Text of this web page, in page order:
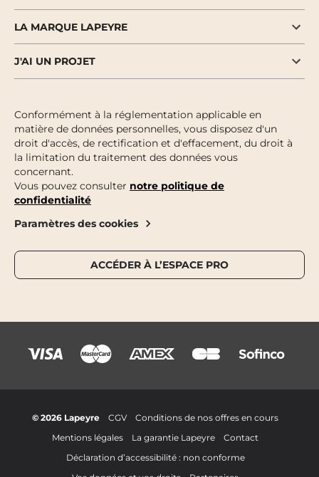
LA MARQUE LAPEYRE
J'AI UN PROJET
Conformément à la réglementation applicable en
matière de données personnelles, vous disposez d'un
droit d'accès, de rectification et d'effacement, du droit à
la limitation du traitement des données vous
concernant.
Vous pouvez consulter notre politique de
confidentialité
Paramètres des cookies
ACCÉDER À L’ESPACE PRO
© 2026 Lapeyre CGV
Conditions de nos offres en cours
Mentions légales
La garantie Lapeyre
Contact
Déclaration d’accessibilité : non conforme